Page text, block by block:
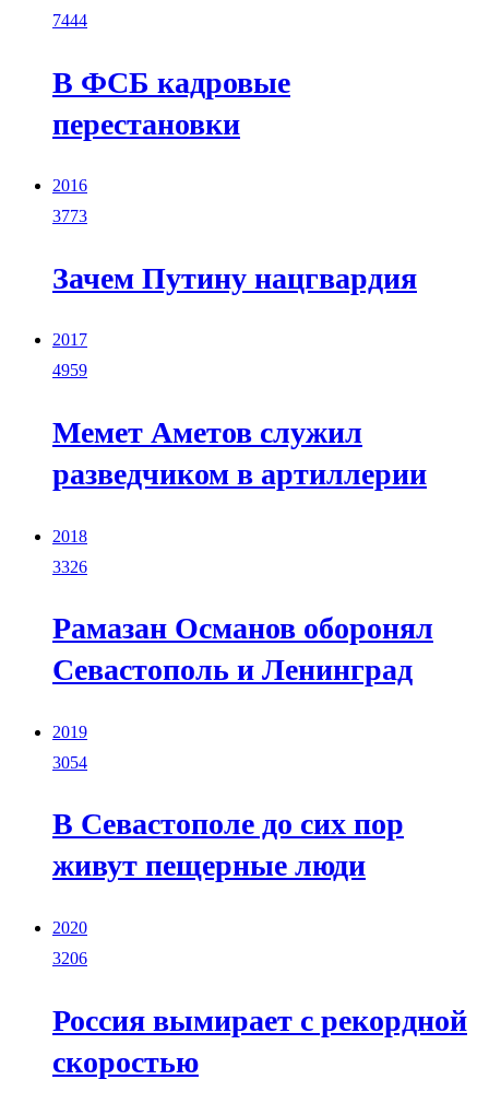
7444
В ФСБ кадровые
перестановки
2016
3773
Зачем Путину нацгвардия
2017
4959
Мемет Аметов служил
разведчиком в артиллерии
2018
3326
Рамазан Османов оборонял
Севастополь и Ленинград
2019
3054
В Севастополе до сих пор
живут пещерные люди
2020
3206
Россия вымирает с рекордной
скоростью